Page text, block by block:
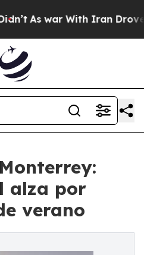
As war With Iran Drove oil
alza por
verano